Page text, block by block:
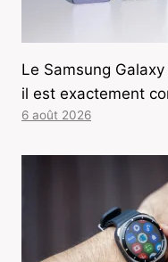
Le Samsung
il est exactement
6 août 2026